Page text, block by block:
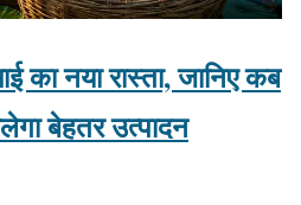
का नया रास्ता, जानिए कब
बेहतर उत्पादन